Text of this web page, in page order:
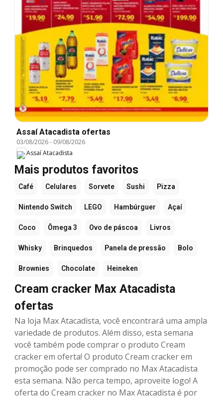
Assaí Atacadista ofertas
03/08/2026- 09/08/2026
Assaí Atacadista
Mais produtos favoritos
Café Celulares Sorvete Sushi Pizza
Nintendo Switch LEGO Hambúrguer Açaí
Coco Ômega 3 Ovo de páscoa Livros
Whisky Brinquedos Panela de pressão Bolo
Brownies Chocolate Heineken
Cream cracker Max Atacadista
ofertas
Na loja Max Atacadista, você encontrará uma ampla
variedade de produtos. Além disso, esta semana
você também pode comprar o produto Cream
cracker em oferta! O produto Cream cracker em
promoção pode ser comprado no Max Atacadista
esta semana. Não perca tempo, aproveite logo! A
oferta do Cream cracker no Max Atacadista é por